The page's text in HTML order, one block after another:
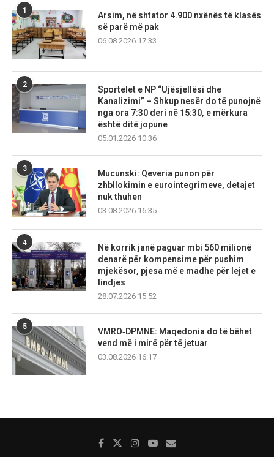
1
Arsim, në shtator 4.900 nxënës të klasës
së parë më pak
06.08.2026 17:33
2
Sportelet e NP “Ujësjellësi dhe
Kanalizimi” – Shkup nesër do të punojnë
nga ora 7:30 deri në 15:30, e mërkura
është ditë jopune
05.01.2026 10:36
3
Mucunski: Qeveria punon për
zhbllokimin e eurointegrimeve, detajet
nuk thuhen
03.08.2026 16:35
4
Në korrik janë paguar mbi 560 milionë
denarë për kompensime për pushim
mjekësor, pjesa më e madhe për lejet e
lindjes
28.07.2026 15:52
5
VMRO‑DPMNE: Maqedonia do të bëhet
vend më i mirë për të jetuar
03.08.2026 16:17